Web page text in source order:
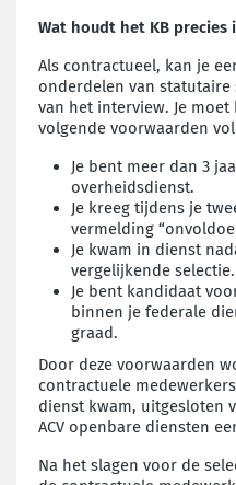
Wat houdt het KB precies
Als contractueel, kan je
onderdelen van
van het interview. Je
volgende voorwaarden
Je bent meer dan 3
overheidsdienst.
Je kreeg tijdens je
vermelding
Je kwam in dienst
vergelijkende selectie.
Je bent kandidaat
binnen je federale
graad.
Door deze voorwaarden
contractuele
dienst kwam, uitgesloten
ACV openbare diensten
Na het slagen voor de